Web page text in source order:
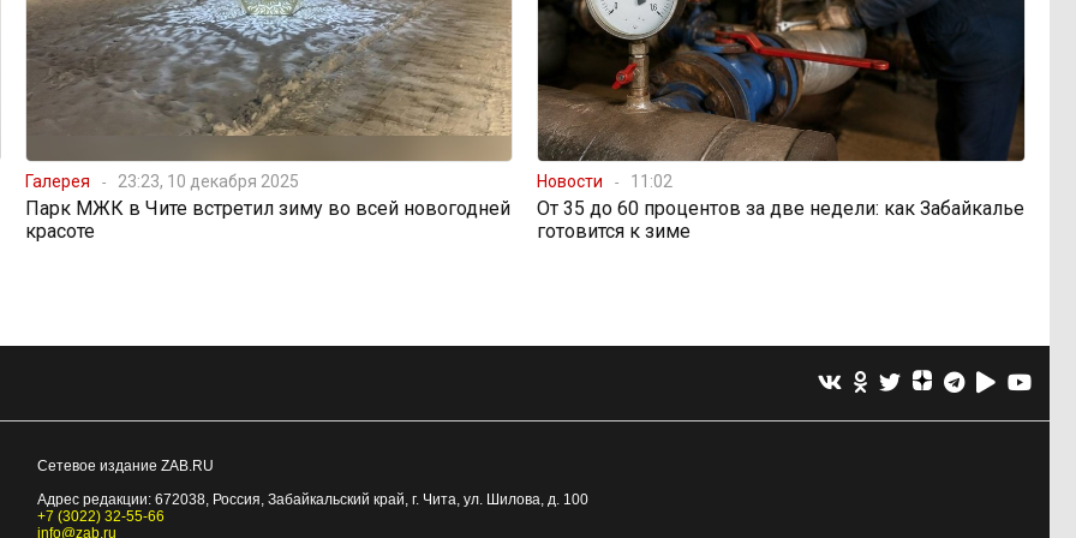
Галерея 23:23, 10 декабря 2025
Парк МЖК в Чите встретил зиму во всей новогодней
красоте
Новости 11:02
От 35 до 60 процентов за две недели: как Забайкалье
готовится к зиме
Сетевое издание ZAB.RU
Адрес редакции: 672038, Россия, Забайкальский край, г. Чита, ул. Шилова, д. 100
+7 (3022) 32-55-66
info@zab.ru